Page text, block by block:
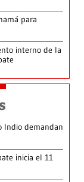
para
interno de la
Indio demandan
inicia el 11